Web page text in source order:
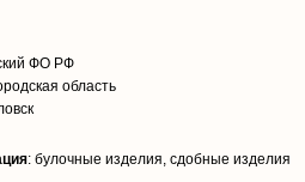
ФО РФ
область
: булочные изделия, сдобные изделия